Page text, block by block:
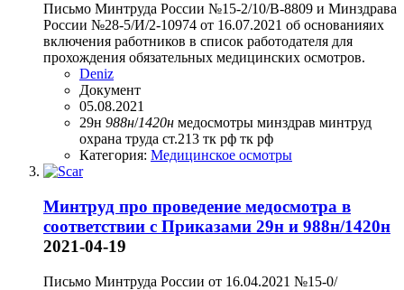
Письмо Минтруда России №15-2/10/В-8809 и Минздрава
России №28-5/И/2-10974 от 16.07.2021 об основанияих
включения работников в список работодателя для
прохождения обязательных медицинских осмотров.
Deniz
Документ
05.08.2021
29н 988н/1420н медосмотры минздрав минтруд
охрана труда ст.213 тк рф тк рф
Категория: Медицинское осмотры
Минтруд про проведение медосмотра в
соответствии с Приказами 29н и 988н/1420н
2021-04-19
Письмо Минтруда России от 16.04.2021 №15-0/